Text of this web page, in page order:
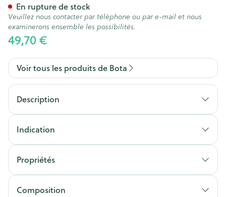
49,70 €
En rupture de stock
Veuillez nous contacter par téléphone ou par e-mail et nous
examinerons ensemble les possibilités.
Voir tous les produits de Bota
Description
Indication
Propriétés
Composition